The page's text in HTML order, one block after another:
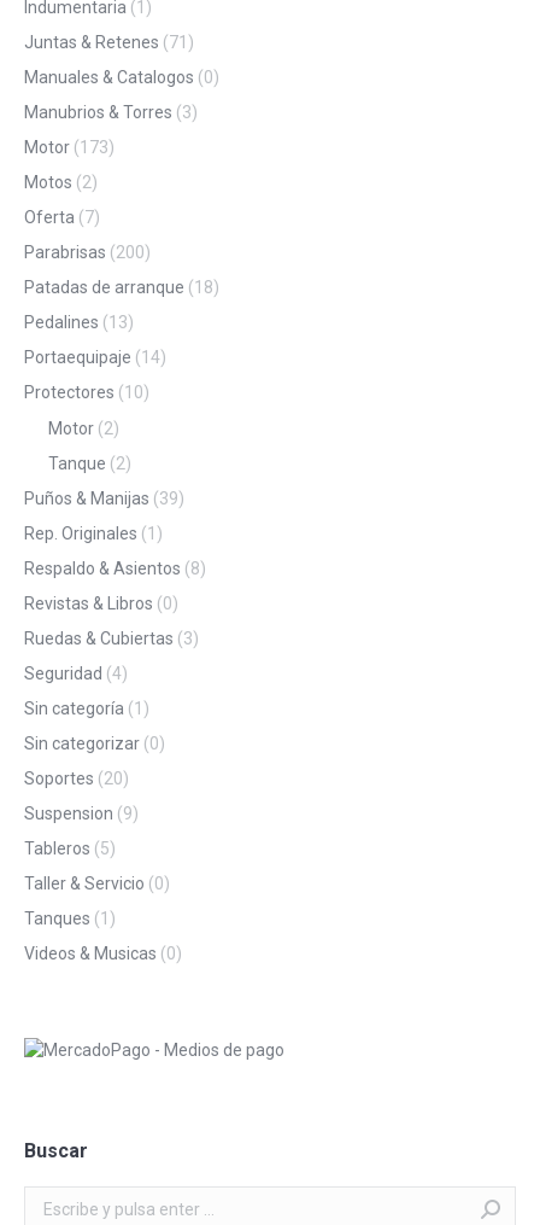
Indumentaria (1)
Juntas & Retenes (71)
Manuales & Catalogos (0)
Manubrios & Torres (3)
Motor (173)
Motos (2)
Oferta (7)
Parabrisas (200)
Patadas de arranque (18)
Pedalines (13)
Portaequipaje (14)
Protectores (10)
Motor (2)
Tanque (2)
Puños & Manijas (39)
Rep. Originales (1)
Respaldo & Asientos (8)
Revistas & Libros (0)
Ruedas & Cubiertas (3)
Seguridad (4)
Sin categoría (1)
Sin categorizar (0)
Soportes (20)
Suspension (9)
Tableros (5)
Taller & Servicio (0)
Tanques (1)
Videos & Musicas (0)
Buscar
Buscar: